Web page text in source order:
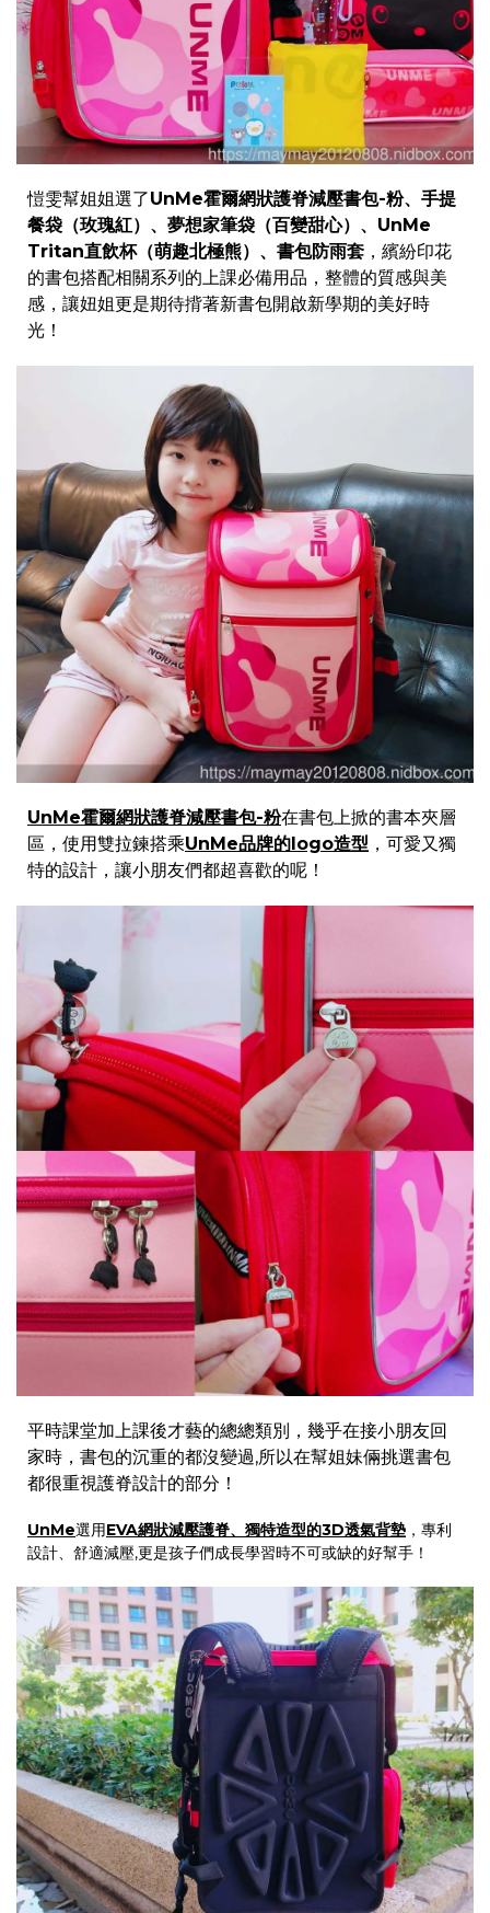
愷雯幫姐姐選了UnMe霍爾網狀護脊減壓書包-粉、手提
餐袋（玫瑰紅）、夢想家筆袋（百變甜心）、UnMe
Tritan直飲杯（萌趣北極熊）、書包防雨套 ，繽紛印花
的書包搭配相關系列的上課必備用品，整體的質感與美
感，讓妞姐更是期待揹著新書包開啟新學期的美好時
光！
UnMe霍爾網狀護脊減壓書包-粉在書包上掀的書本夾層
區，使用雙拉鍊搭乘UnMe品牌的logo造型 ，可愛又獨
特的設計，讓小朋友們都超喜歡的呢！
平時課堂加上課後才藝的總總類別，幾乎在接小朋友回
家時，書包的沉重的都沒變過,所以在幫姐妹倆挑選書包
都很重視護脊設計的部分！
UnMe選用EVA網狀減壓護脊、獨特造型的3D透氣背墊 ，專利
設計、舒適減壓,更是孩子們成長學習時不可或缺的好幫手！